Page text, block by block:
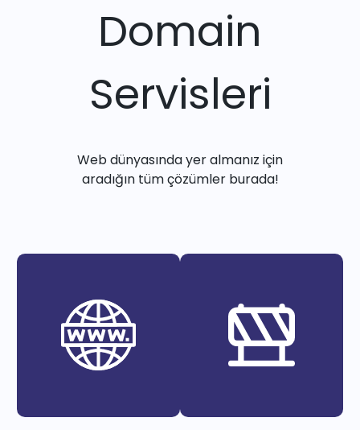
Domain
Servisleri
Web dünyasında yer almanız için
aradığın tüm çözümler burada!